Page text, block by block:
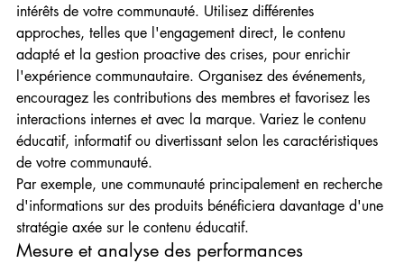
intérêts de votre communauté. Utilisez différentes
approches, telles que l'engagement direct, le contenu
adapté et la gestion proactive des crises, pour enrichir
l'expérience communautaire. Organisez des événements,
encouragez les contributions des membres et favorisez les
interactions internes et avec la marque. Variez le contenu
éducatif, informatif ou divertissant selon les caractéristiques
de votre communauté.
Par exemple, une communauté principalement en recherche
d'informations sur des produits bénéficiera davantage d'une
stratégie axée sur le contenu éducatif.
Mesure et analyse des performances